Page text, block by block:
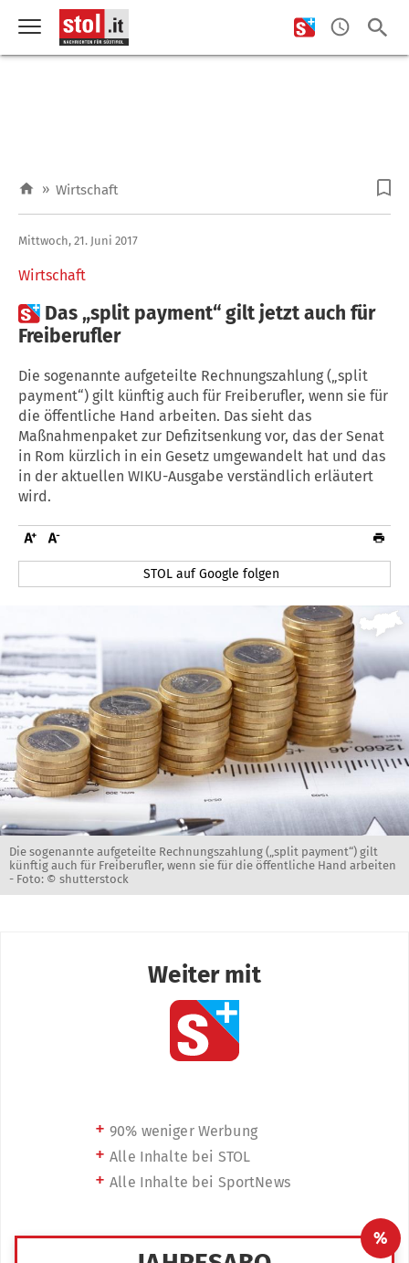
» Wirtschaft
Wirtschaft
Mittwoch, 21. Juni 2017
 Das „split payment“ gilt jetzt auch für
Freiberufler
Die sogenannte aufgeteilte Rechnungszahlung („split
payment“) gilt künftig auch für Freiberufler, wenn sie für
die öffentliche Hand arbeiten. Das sieht das
Maßnahmenpaket zur Defizitsenkung vor, das der Senat
in Rom kürzlich in ein Gesetz umgewandelt hat und das
in der aktuellen WIKU-Ausgabe verständlich erläutert
wird.
STOL auf Google folgen
Die sogenannte aufgeteilte Rechnungszahlung („split payment“) gilt
künftig auch für Freiberufler, wenn sie für die öffentliche Hand arbeiten
- Foto: © shutterstock